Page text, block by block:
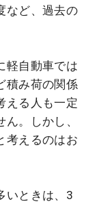
など、過去の
軽自動車では
積み荷の関係
える人も一定
。しかし、
考えるのはお
いときは、3